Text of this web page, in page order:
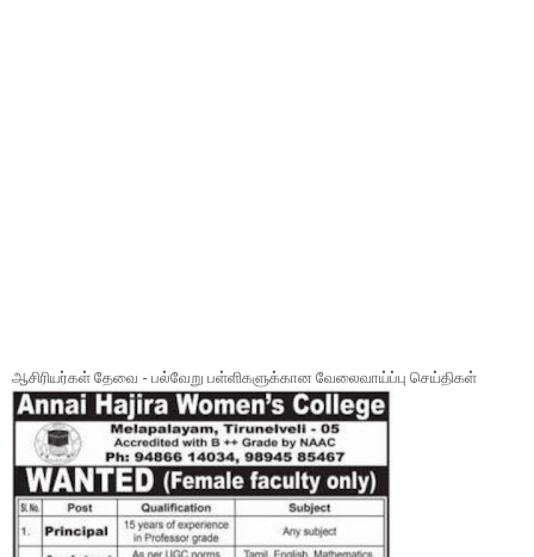
ஆசிரியர்கள் தேவை - பல்வேறு பள்ளிகளுக்கான வேலைவாய்ப்பு செய்திகள்